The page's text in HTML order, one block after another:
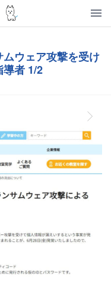
ムウェア攻撃を受け
者 1/2